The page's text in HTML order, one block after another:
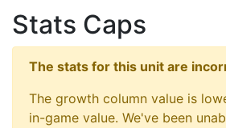
Stats Caps
The stats for this unit are
The growth column value is
in-game value. We've been